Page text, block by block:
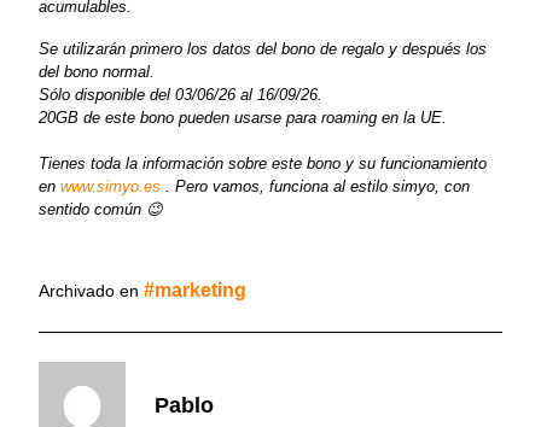
acumulables.
Se utilizarán primero los datos del bono de regalo y después los
del bono normal.
Sólo disponible del 03/06/26 al 16/09/26.
20GB de este bono pueden usarse para roaming en la UE.
Tienes toda la información sobre este bono y su funcionamiento
en www.simyo.es . Pero vamos, funciona al estilo simyo, con
sentido común 😉
Archivado en marketing
Pablo